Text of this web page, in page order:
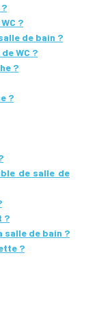
?
de bain ?
WC ?
?
?
de salle de
?
salle de bain ?
?